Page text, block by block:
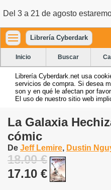
Del 3 a 21 de agosto
Librería Cyberdark
Inicio Buscar
Librería Cyberdark.net usa
servicios de compra. Si desea
son y en qué le afectan por
El uso de nuestro sitio web
La Galaxia
cómic
De Jeff Lemire, Dustin
18.00 €
17.10 €